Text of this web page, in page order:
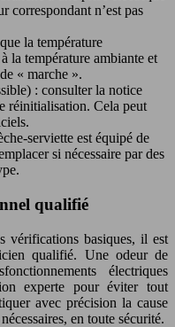
correspondant n’est pas
la température
la température ambiante et
« marche ».
: consulter la notice
réinitialisation. Cela peut
serviette est équipé de
si nécessaire par des
qualifié
vérifications basiques, il est
qualifié. Une odeur de
électriques
experte pour éviter tout
avec précision la cause
en toute sécurité.